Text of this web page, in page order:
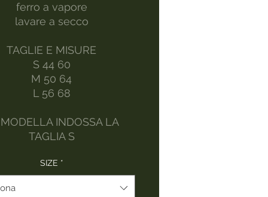
ferro a vapore
lavare a secco
TAGLIE E MISURE
S 44 60
M 50 64
L 56 68
INDOSSA LA
TAGLIA S
SIZE *